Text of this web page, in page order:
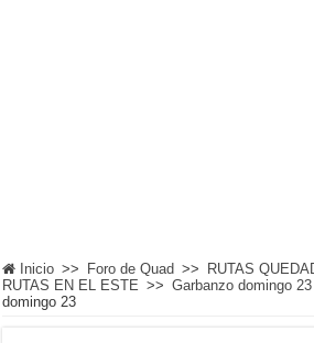
Inicio >> Foro de Quad >> RUTAS
RUTAS EN EL ESTE >> Garbanzo domingo 23
domingo 23